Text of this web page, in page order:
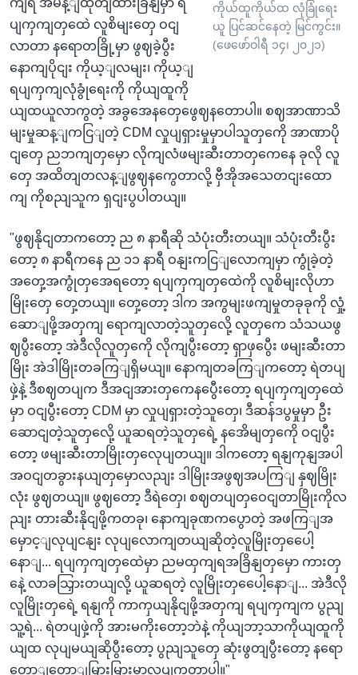
ကိုယ်ထူကိုယ်ထ လုံခြုံရေး
ယူ ပြင်ဆင်နေတဲ့ မြင်ကွင်း။
(ဖေဖော်ဝါရီ ၁၄၊ ၂၀၂၁)
ပျကှကျတှထေဲ လူစိမျးတှေ ဝငျ
လာတာ နရောတခြို့မှာ ဖွဈခဲ့ပွီး
နောကျပိုငျး ကိုယ့ျလမျး၊ ကိုယ့ျ
ရပျကှကျလုံခွုံရေးကို ကိုယျထူကို
ယျထယူလာကွတဲ့ အခွအေနတှေဖွေဈနတောပါ။ စဈအာဏာသိ
မျးမှုဆန့ျကငြျတဲ့ CDM လှုပျရှားမှုမှာပါသူတှကေို အာဏာပို
ငျတှေ ညဘကျတှမှော လိုကျလံဖမျးဆီးတာတှကေနေ ခုလို လူ
တှေ အထိတျတလန့ျဖွဈနကွေတာလို့ ဗှီအိုအသေတငျးထော
ကျ ကိုစညျသူက ရှငျးပွပါတယျ။
"ဖွဈနိုငျတာကတော့ ည ၈ နာရီဆို သံပုံးတီးတယျ။ သံပုံးတီးပွီး
တော့ ၈ နာရီကနေ ည ၁၁ နာရီ ဝနျးကငြျလောကျမှာ ကွုံခဲ့တဲ့
အတှေ့အကွုံတှအေရတော့ ရပျကှကျတှထေဲကို လူစိမျးလိုဟာ
မြိုးတှေ တှေ့တယျ။ တှေ့တော့ ဒါက အကွမျးဖကျမှုတခုခုကို လှုံ့
ဆောျဖို့အတှကျ ရောကျလာတဲ့သူတှလေို့ လူတှကေ သံသယဖွ
ဈပွီးတော့ အဲဒီလိုလူတှကေို လိုကျပွီးတော့ ရှာဖှပွေီး ဖမျးဆီးတာ
မြိုး အဲဒါမြိုးတခကြျရှိမယျ။ နောကျတခကြျကတော့ ရဲတပျ
ဖှဲ့နဲ့ ဒီစဈတပျက ဒီအငျအားတှကေနပွေီးတော့ ရပျကှကျတှထေဲ
မှာ ဝငျပွီးတော့ CDM မှာ လှုပျရှားတဲ့သူတှေ၊ ဒီဆန်ဒပွမှုမှာ ဦး
ဆောငျတဲ့သူတှလေို့ ယူဆရတဲ့သူတှရေဲ့ နအေိမျတှကေို ဝငျပွီး
တော့ ဖမျးဆီးတာမြိုးတှလေုပျတယျ။ ဒါကတော့ ရနျကုနျအပါ
အဝငျတခွားနယျတှမှောလညျး ဒါမြိုးအဖွဈအပကြျ နှဈမြိုး
လုံး ဖွဈတယျ။ ဖွဈတော့ ဒီရဲတှေ၊ စဈတပျတှဝေငျတာမြိုးကိုလ
ညျး တားဆီးနိုငျဖို့ကတခု၊ နောကျခုဏကပွောတဲ့ အဖကြျအ
မှောင့ျလုပျငနျး လုပျလောကျတယျဆိုတဲ့လူမြိုးတှပေေါ့
နောျ... ရပျကှကျတှထေဲမှာ ညမထှကျရအခြိနျတှမှော ကားတှ
နေဲ့ လာခသြှားတယျလို့ ယူဆရတဲ့ လူမြိုးတှပေေါ့နောျ... အဲဒီလို
လူမြိုးတှရေဲ့ ရနျကို ကာကှယျနိုငျဖို့အတှကျ ရပျကှကျက ပွညျ
သူ့ရဲ... ရဲတပျဖှဲ့ကို အားမကိုးတော့ဘဲနဲ့ ကိုယျဘာ့သာကိုယျထူကို
ယျထ လုပျမယျဆိုပွီးတော့ ပွညျသူတှေ ဆုံးဖွတျပွီးတော့ နရော
တောျတောျမြားမြားမှာလုပျကွတာပါ။"